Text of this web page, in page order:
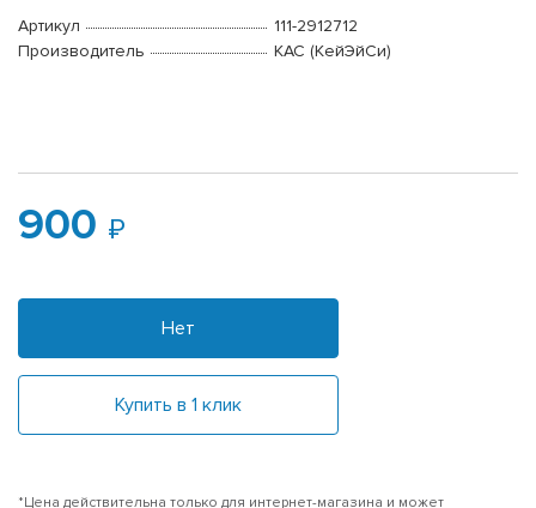
Артикул
111-2912712
Производитель
КАС (КейЭйСи)
900
Нет
Купить в 1 клик
*Цена действительна только для интернет-магазина и может